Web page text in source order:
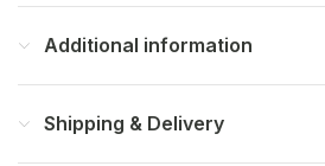
Additional information
Shipping & Delivery